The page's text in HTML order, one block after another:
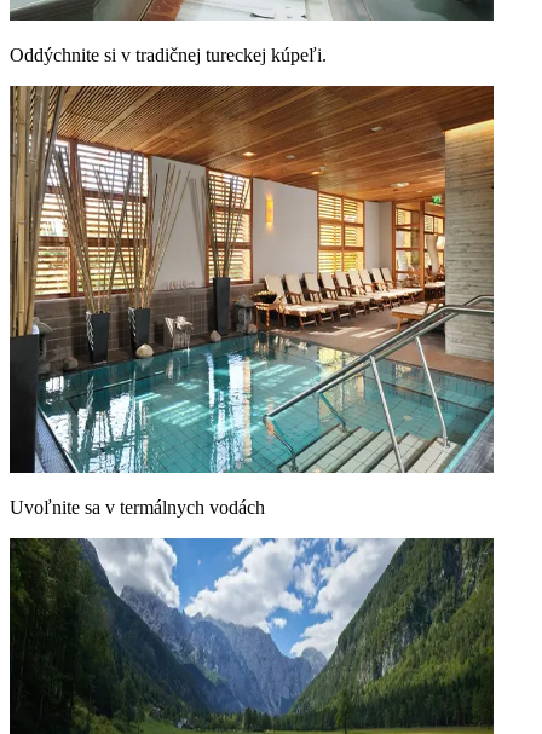
Oddýchnite si v tradičnej tureckej kúpeľi.
Uvoľnite sa v termálnych vodách